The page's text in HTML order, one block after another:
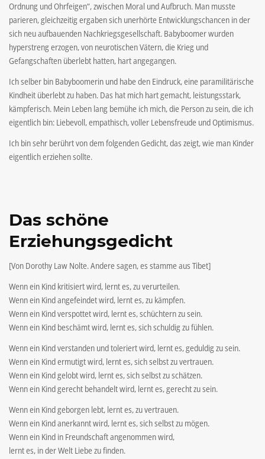
Ordnung und Ohrfeigen“, zwischen Moral und Aufbruch. Man musste
parieren, gleichzeitig ergaben sich unerhörte Entwicklungschancen in der
sich neu aufbauenden Nachkriegsgesellschaft. Babyboomer wurden
hyperstreng erzogen, von neurotischen Vätern, die Krieg und
Gefangschaften überlebt hatten, hart angegangen.
Ich selber bin Babyboomerin und habe den Eindruck, eine paramilitärische
Kindheit überlebt zu haben. Das hat mich hart gemacht, leistungsstark,
kämpferisch. Mein Leben lang bemühe ich mich, die Person zu sein, die ich
eigentlich bin: Liebevoll, empathisch, voller Lebensfreude und Optimismus.
Ich bin sehr berührt von dem folgenden Gedicht, das zeigt, wie man Kinder
eigentlich erziehen sollte.
Das schöne
Erziehungsgedicht
[Von Dorothy Law Nolte. Andere sagen, es stamme aus Tibet]
Wenn ein Kind kritisiert wird, lernt es, zu verurteilen.
Wenn ein Kind angefeindet wird, lernt es, zu kämpfen.
Wenn ein Kind verspottet wird, lernt es, schüchtern zu sein.
Wenn ein Kind beschämt wird, lernt es, sich schuldig zu fühlen.
Wenn ein Kind verstanden und toleriert wird, lernt es, geduldig zu sein.
Wenn ein Kind ermutigt wird, lernt es, sich selbst zu vertrauen.
Wenn ein Kind gelobt wird, lernt es, sich selbst zu schätzen.
Wenn ein Kind gerecht behandelt wird, lernt es, gerecht zu sein.
Wenn ein Kind geborgen lebt, lernt es, zu vertrauen.
Wenn ein Kind anerkannt wird, lernt es, sich selbst zu mögen.
Wenn ein Kind in Freundschaft angenommen wird,
lernt es, in der Welt Liebe zu finden.